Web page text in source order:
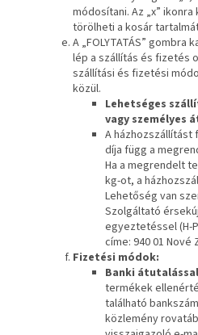
módosítani. Az „x”
törölheti a kosár
A „FOLYTATÁS”
lép a szállítás és fizetés
szállítási és fizetési
közül.
Lehetséges
vagy személyes
A házhozszállítást
díja függ a
Ha a megrendelt
kg-ot, a
Lehetőség van
Szolgáltató
egyeztetéssel (H-
címe: 940 01 Nové
Fizetési módok:
Banki átutalással
termékek
található
közlemény